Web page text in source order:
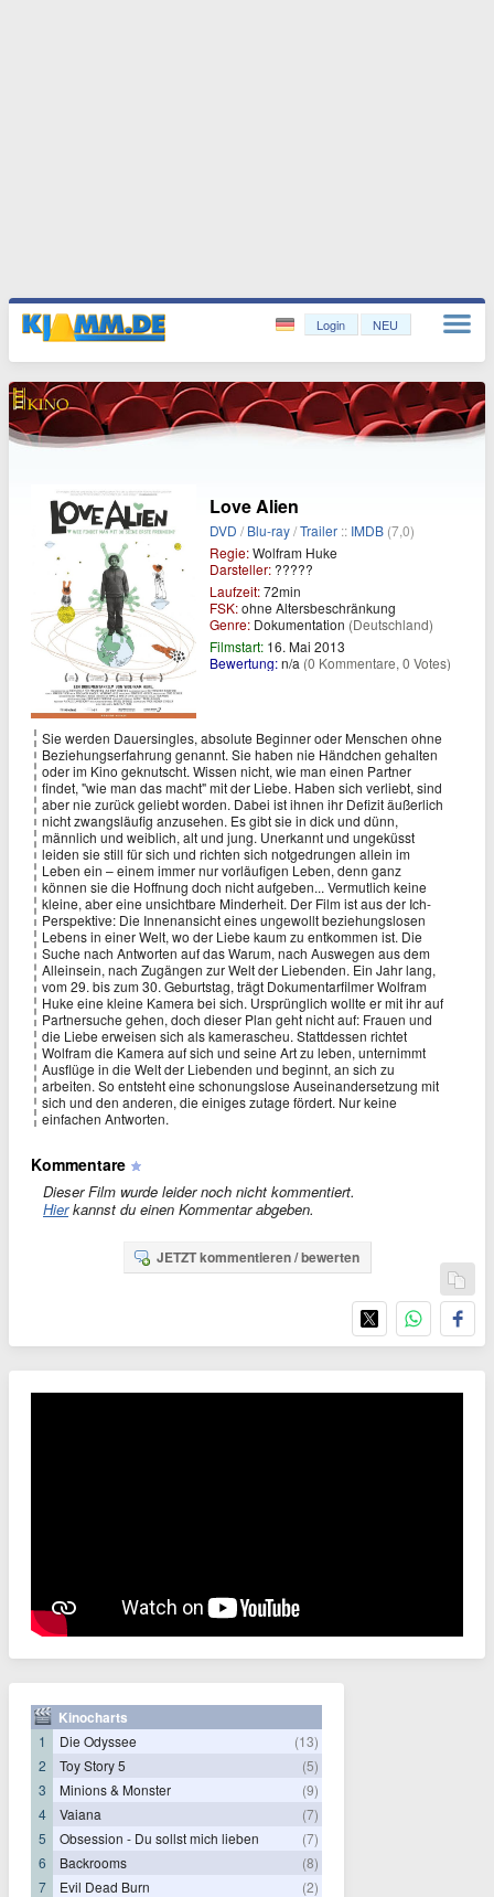
Login NEU
Love Alien
DVD /Blu-ray/Trailer :: IMDB (7,0)
Regie:Wolfram Huke
Darsteller: ?????
Laufzeit:72min
FSK:ohne Altersbeschränkung
Genre: Dokumentation (Deutschland)
Filmstart: 16. Mai 2013
Bewertung:n/a (0 Kommentare, 0 Votes)
Sie werden Dauersingles, absolute Beginner oder Menschen ohne
Beziehungserfahrung genannt. Sie haben nie Händchen gehalten
oder im Kino geknutscht. Wissen nicht, wie man einen Partner
findet, "wie man das macht" mit der Liebe. Haben sich verliebt, sind
aber nie zurück geliebt worden. Dabei ist ihnen ihr Defizit äußerlich
nicht zwangsläufig anzusehen. Es gibt sie in dick und dünn,
männlich und weiblich, alt und jung. Unerkannt und ungeküsst
leiden sie still für sich und richten sich notgedrungen allein im
Leben ein – einem immer nur vorläufigen Leben, denn ganz
können sie die Hoffnung doch nicht aufgeben... Vermutlich keine
kleine, aber eine unsichtbare Minderheit. Der Film ist aus der Ich-
Perspektive: Die Innenansicht eines ungewollt beziehungslosen
Lebens in einer Welt, wo der Liebe kaum zu entkommen ist. Die
Suche nach Antworten auf das Warum, nach Auswegen aus dem
Alleinsein, nach Zugängen zur Welt der Liebenden. Ein Jahr lang,
vom 29. bis zum 30. Geburtstag, trägt Dokumentarfilmer Wolfram
Huke eine kleine Kamera bei sich. Ursprünglich wollte er mit ihr auf
Partnersuche gehen, doch dieser Plan geht nicht auf: Frauen und
die Liebe erweisen sich als kamerascheu. Stattdessen richtet
Wolfram die Kamera auf sich und seine Art zu leben, unternimmt
Ausflüge in die Welt der Liebenden und beginnt, an sich zu
arbeiten. So entsteht eine schonungslose Auseinandersetzung mit
sich und den anderen, die einiges zutage fördert. Nur keine
einfachen Antworten.
Kommentare
Dieser Film wurde leider noch nicht kommentiert.
Hierkannst du einen Kommentar abgeben.
JETZT kommentieren / bewerten
Kinocharts
1 Die Odyssee
(13)
2
Toy Story 5
(5)
3
Minions & Monster
(9)
4
Vaiana
(7)
5
Obsession - Du sollst mich lieben
(7)
6
Backrooms
(8)
7
Evil Dead Burn
(2)